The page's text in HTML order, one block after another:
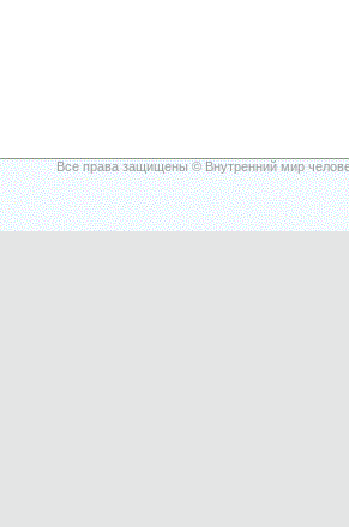
Все права защищены © Внутренний мир